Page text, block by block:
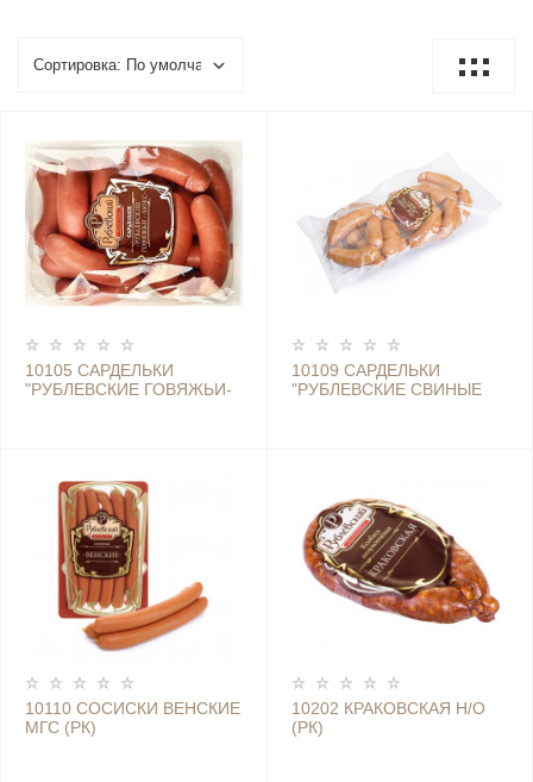
10105 САРДЕЛЬКИ
"РУБЛЕВСКИЕ ГОВЯЖЬИ-
10109 САРДЕЛЬКИ
"РУБЛЕВСКИЕ СВИНЫЕ
10110 СОСИСКИ ВЕНСКИЕ
МГС (РК)
10202 КРАКОВСКАЯ Н/О
(РК)